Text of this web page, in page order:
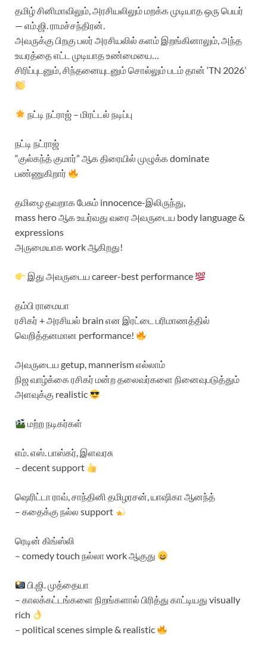
தமிழ் சினிமாவிலும், அரசியலிலும் மறக்க முடியாத ஒரு பெயர்
— எம்.ஜி. ராமச்சந்திரன்.
அவருக்கு பிறகு பலர் அரசியலில் களம் இறங்கினாலும், அந்த
உயரத்தை எட்ட முடியாத உண்மையை…
சிரிப்புடனும், சிந்தனையுடனும் சொல்லும் படம் தான் ‘TN 2026’
நட்டி நட்ராஜ் – மிரட்டல் நடிப்பு
நட்டி நட்ராஜ்
“குல்கந்த் குமார்” ஆக திரையில் முழுக்க dominate
பண்ணுகிறார்
தமிழை தவறாக பேசும் innocence-இலிருந்து,
mass hero ஆக உயர்வது வரை அவருடைய body language &
expressions
அருமையாக work ஆகிறது!
இது அவருடைய career-best performance
தம்பி ராமையா
ரசிகர் + அரசியல் brain என இரட்டை பரிமாணத்தில்
வெறித்தனமான performance!
அவருடைய getup, mannerism எல்லாம்
நிஜ வாழ்க்கை ரசிகர் மன்ற தலைவர்களை நினைவுபடுத்தும்
அளவுக்கு realistic
மற்ற நடிகர்கள்
எம். எஸ். பாஸ்கர், இளவரசு
– decent support
ஷெரிட்டா ராவ், சாந்தினி தமிழரசன், யாஷிகா ஆனந்த்
– கதைக்கு நல்ல support
ரெடின் கிங்ஸ்லி
– comedy touch நல்லா work ஆகுது
பி.ஜி. முத்தையா
– காலக்கட்டங்களை நிறங்களால் பிரித்து காட்டியது visually
rich
– political scenes simple & realistic